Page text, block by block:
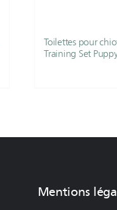
Toilettes pour
Training Set
Mentions